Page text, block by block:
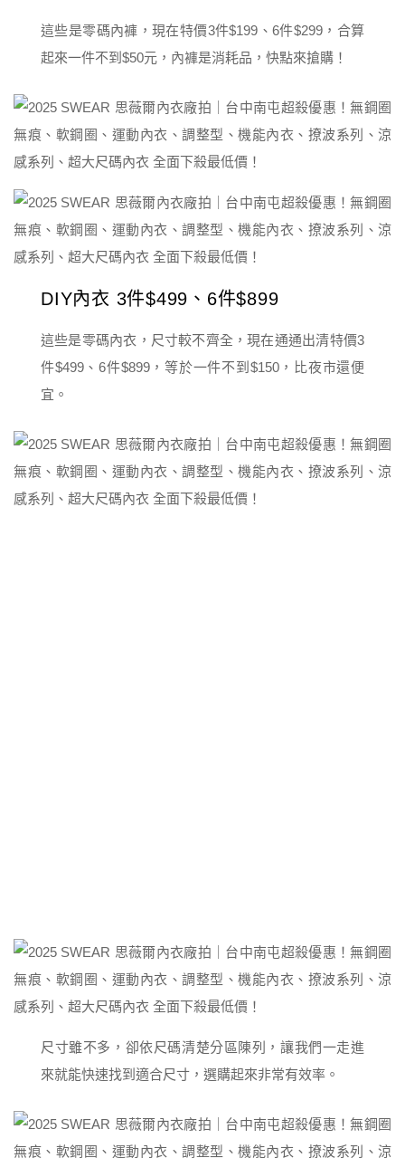
這些是零碼內褲，現在特價3件$199、6件$299，合算
起來一件不到$50元，內褲是消耗品，快點來搶購！
DIY內衣 3件$499、6件$899
這些是零碼內衣，尺寸較不齊全，現在通通出清特價3
件$499、6件$899，等於一件不到$150，比夜市還便
宜。
尺寸雖不多，卻依尺碼清楚分區陳列，讓我們一走進
來就能快速找到適合尺寸，選購起來非常有效率。